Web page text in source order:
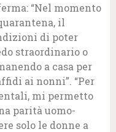
“Nel momento
il
di poter
straordinario o
a casa per
ai nonni”. “Per
mi permetto
parità uomo-
solo le donne a